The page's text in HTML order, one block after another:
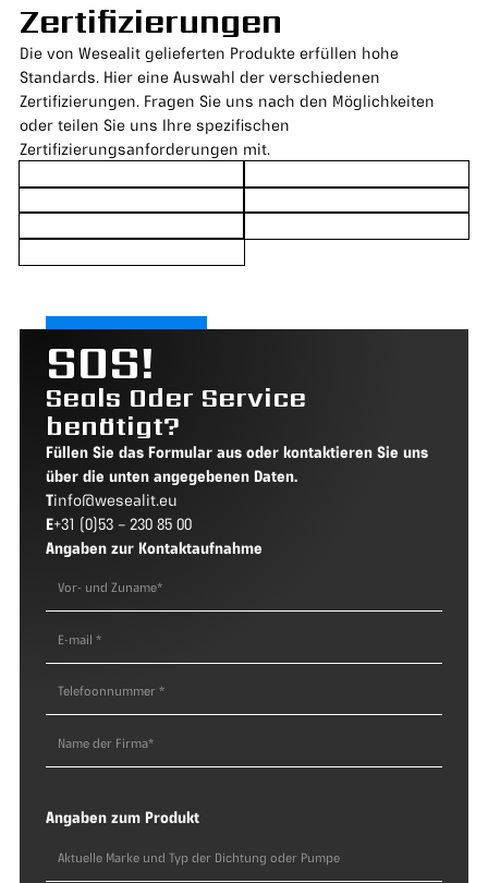
Zertifizierungen
Die von Wesealit gelieferten Produkte erfüllen hohe
Standards. Hier eine Auswahl der verschiedenen
Zertifizierungen. Fragen Sie uns nach den Möglichkeiten
oder teilen Sie uns Ihre spezifischen
Zertifizierungsanforderungen mit.
SOS!
Seals Oder Service
benötigt?
Füllen Sie das Formular aus oder kontaktieren Sie uns
über die unten angegebenen Daten.
Tinfo@wesealit.eu
E+31 (0)53 – 230 85 00
Angaben zur Kontaktaufnahme
Angaben zum Produkt